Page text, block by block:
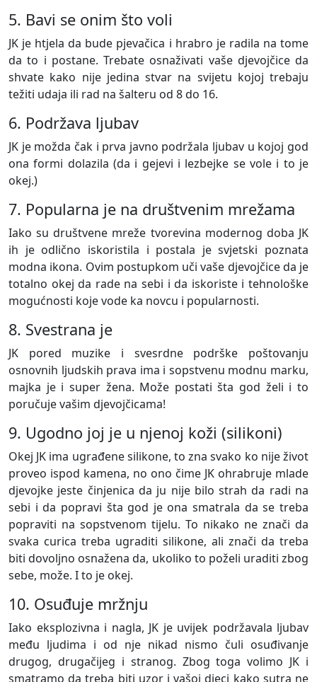
5. Bavi se onim što voli
JK je htjela da bude pjevačica i hrabro je radila na tome
da to i postane. Trebate osnaživati vaše djevojčice da
shvate kako nije jedina stvar na svijetu kojoj trebaju
težiti udaja ili rad na šalteru od 8 do 16.
6. Podržava ljubav
JK je možda čak i prva javno podržala ljubav u kojoj god
ona formi dolazila (da i gejevi i lezbejke se vole i to je
okej.)
7. Popularna je na društvenim mrežama
Iako su društvene mreže tvorevina modernog doba JK
ih je odlično iskoristila i postala je svjetski poznata
modna ikona. Ovim postupkom uči vaše djevojčice da je
totalno okej da rade na sebi i da iskoriste i tehnološke
mogućnosti koje vode ka novcu i popularnosti.
8. Svestrana je
JK pored muzike i svesrdne podrške poštovanju
osnovnih ljudskih prava ima i sopstvenu modnu marku,
majka je i super žena. Može postati šta god želi i to
poručuje vašim djevojčicama!
9. Ugodno joj je u njenoj koži (silikoni)
Okej JK ima ugrađene silikone, to zna svako ko nije život
proveo ispod kamena, no ono čime JK ohrabruje mlade
djevojke jeste činjenica da ju nije bilo strah da radi na
sebi i da popravi šta god je ona smatrala da se treba
popraviti na sopstvenom tijelu. To nikako ne znači da
svaka curica treba ugraditi silikone, ali znači da treba
biti dovoljno osnažena da, ukoliko to poželi uraditi zbog
sebe, može. I to je okej.
10. Osuđuje mržnju
Iako eksplozivna i nagla, JK je uvijek podržavala ljubav
među ljudima i od nje nikad nismo čuli osuđivanje
drugog, drugačijeg i stranog. Zbog toga volimo JK i
smatramo da treba biti uzor i vašoj djeci kako sutra ne